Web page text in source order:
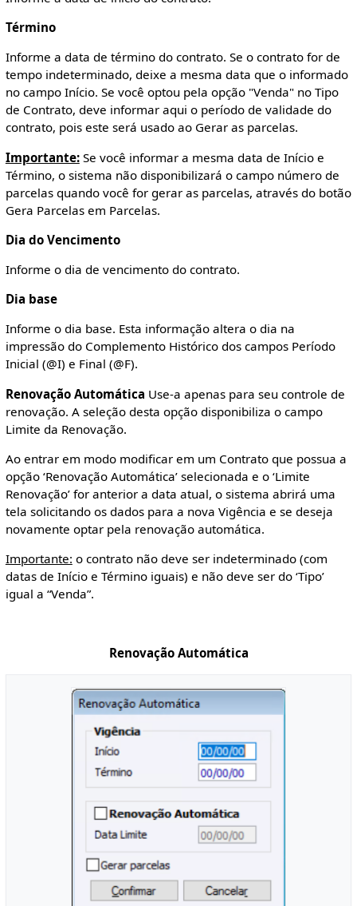
Término
Informe a data de término do contrato. Se o contrato for de
tempo indeterminado, deixe a mesma data que o informado
no campo Início. Se você optou pela opção "Venda" no Tipo
de Contrato, deve informar aqui o período de validade do
contrato, pois este será usado ao Gerar as parcelas.
Importante:Se você informar a mesma data de Início e
Término, o sistema não disponibilizará o campo número de
parcelas quando você for gerar as parcelas, através do botão
Gera Parcelas em Parcelas.
Dia do Vencimento
Informe o dia de vencimento do contrato.
Dia base
Informe o dia base. Esta informação altera o dia na
impressão do Complemento Histórico dos campos Período
Inicial (@I) e Final (@F).
Renovação Automática Use-a apenas para seu controle de
renovação. A seleção desta opção disponibiliza o campo
Limite da Renovação.
Ao entrar em modo modificar em um Contrato que possua a
opção ‘Renovação Automática’ selecionada e o ‘Limite
Renovação’ for anterior a data atual, o sistema abrirá uma
tela solicitando os dados para a nova Vigência e se deseja
novamente optar pela renovação automática.
Importante: o contrato não deve ser indeterminado (com
datas de Início e Término iguais) e não deve ser do ‘Tipo’
igual a “Venda”.
Renovação Automática